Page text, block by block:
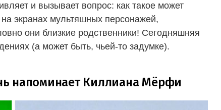
и вызывает вопрос: как такое может
экранах мультяшных персонажей,
они близкие родственники! Сегодняшняя
(а может быть, чьей-то задумке).
напоминает Киллиана Мёрфи